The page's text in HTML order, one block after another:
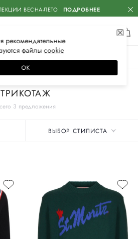
ВЕСНА-ЛЕТО ПОДРОБНЕЕ
3 предложения
ТРИКОТАЖ
ВЫБОР СТИЛИСТА
рекомендательные
файлысооkiе
ОК